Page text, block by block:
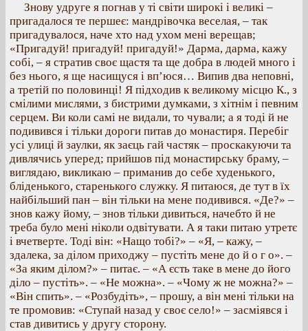
Знову удруге я погнав у ті світи широкі і великі –
пригадалося те першеє: мандрівочка веселая, – так
пригадувалося, наче хто над ухом мені верещав;
«Пригадуй! пригадуй! пригадуй!» Дарма, дарма, кажу
собі, – я стратив своє щастя та ще добра в людей много і
без нього, я ще насищуся і вп’юся… Випив два неповні,
а третій по половинці! Я підходив к великому місцю К., з
смілими мислями, з бистрими думками, з хітнім і певним
серцем. Ви коли самі не видали, то чували; а я тоді й не
подивився і тільки дороги питав до монастиря. Перебіг
усі улиці й заулки, як заєць гай частяк – проскакуючи та
дивлячись уперед; прийшов під монастирську браму, –
виглядаю, викликаю – приманив до себе худенького,
бліденького, старенького служку. Я питаюся, де тут в їх
найбільший пан – він тільки на мене подивився. «Де?» –
знов кажу йому, – знов тільки дивиться, начебто й не
треба було мені ніколи одвітувати. А я таки питаю утретє
і вчетверте. Тоді він: «Нащо тобі?» – «Я, – кажу, –
здалека, за ділом приходжу – пустіть мене до й о г о». –
«За яким ділом?» – питає. – «А єсть таке в мене до його
діло – пустіть». – «Не можна». – «Чому ж не можна?» –
«Він спить». – «Розбудіть», – прошу, а він мені тільки на
те промовив: «Ступай назад у своє село!» – засміявся і
став дивитись у другу сторону.